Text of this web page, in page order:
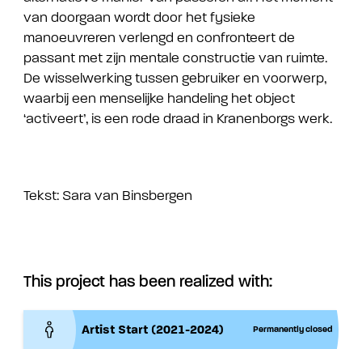
van doorgaan wordt door het fysieke
manoeuvreren verlengd en confronteert de
passant met zijn mentale constructie van ruimte.
De wisselwerking tussen gebruiker en voorwerp,
waarbij een menselijke handeling het object
‘activeert’, is een rode draad in Kranenborgs werk.
Tekst: Sara van Binsbergen
This project has been realized with:
Artist Start (2021-2024) Permanently closed